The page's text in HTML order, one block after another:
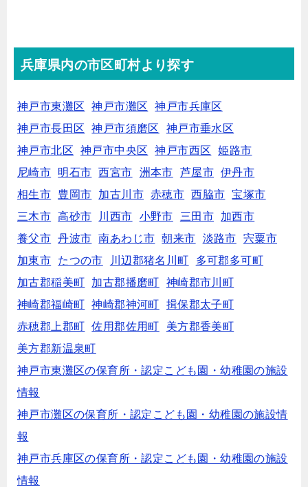
兵庫県内の市区町村より探す
神戸市東灘区 神戸市灘区
神戸市兵庫区
神戸市長田区
神戸市須磨区
神戸市垂水区
神戸市北区
神戸市中央区 神戸市西区
姫路市
尼崎市
明石市 西宮市 洲本市 芦屋市 伊丹市
相生市
豊岡市 加古川市 赤穂市 西脇市
宝塚市
三木市
高砂市 川西市 小野市 三田市
加西市
養父市
丹波市 南あわじ市 朝来市 淡路市
宍粟市
加東市
たつの市 川辺郡猪名川町
多可郡多可町
加古郡稲美町
加古郡播磨町
神崎郡市川町
神崎郡福崎町
神崎郡神河町
揖保郡太子町
赤穂郡上郡町
佐用郡佐用町
美方郡香美町
美方郡新温泉町
神戸市東灘区の保育所・認定こども園・幼稚園の施設
情報
神戸市灘区の保育所・認定こども園・幼稚園の施設情
報
神戸市兵庫区の保育所・認定こども園・幼稚園の施設
情報